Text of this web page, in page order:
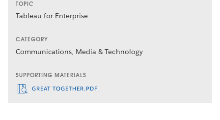
TOPIC
Tableau for Enterprise
CATEGORY
Communications, Media & Technology
SUPPORTING MATERIALS
GREAT TOGETHER.PDF